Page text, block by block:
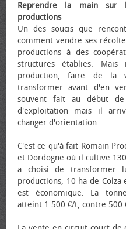
Reprendre la main sur
productions
Un des soucis que
comment vendre ses
productions à des
structures établies.
production, faire de la
transformer avant d'en
souvent fait au début
d'exploitation mais il
changer d'orientation.
C'est ce qu'à fait Romain
et Dordogne où il cultive
a choisi de transformer
productions, 10 ha de
est économique. La
atteint 1 500 €/t, contre 500